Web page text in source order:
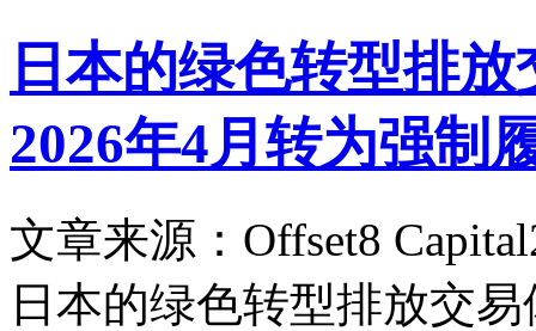
日本的绿色转型排
2026年4月转为强制
文章来源：Offset8 Capital
日本的绿色转型排放交